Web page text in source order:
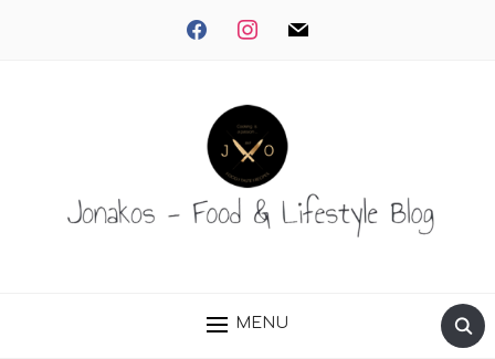
facebookinstagrammail
MENU